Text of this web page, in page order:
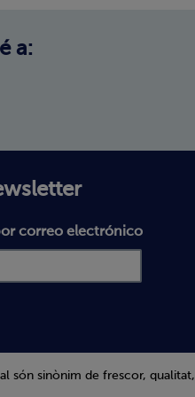
a:
correo electrónico
són sinònim de frescor, qualitat,